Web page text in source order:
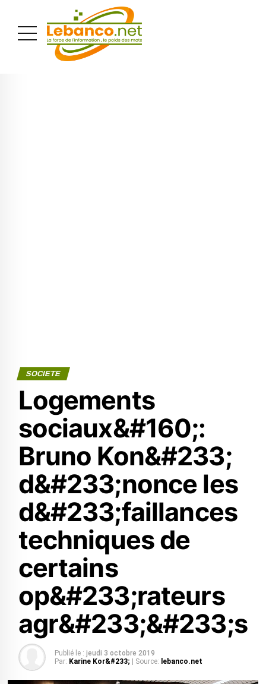
SOCIETE
Logements
sociaux&#160;:
Bruno Kon&#233;
d&#233;nonce les
d&#233;faillances
techniques de
certains
op&#233;rateurs
agr&#233;&#233;s
Publié le : jeudi 3 octobre 2019
Par: Karine Kor&#233; | Source: lebanco.net